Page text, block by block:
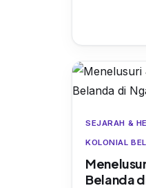
SEJARAH &
KOLONIAL
Belanda